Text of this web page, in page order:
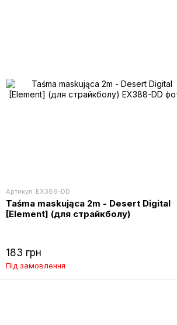
Артикул: EX388-DD
Taśma maskująca 2m - Desert Digital
[Element] (для страйкболу)
183 грн
Під замовлення